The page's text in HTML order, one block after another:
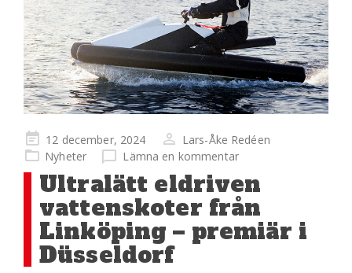
Publicerad
på
12 december, 2024
Lars-Åke Redéen
Nyheter
Lämna en kommentar
Ultralätt eldriven
vattenskoter från
Linköping – premiär i
Düsseldorf